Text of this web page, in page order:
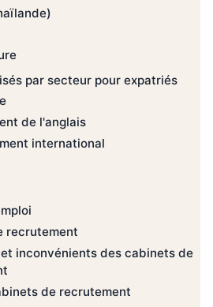
par secteur pour expatriés
de l'anglais
international
recrutement
inconvénients des cabinets de
de recrutement